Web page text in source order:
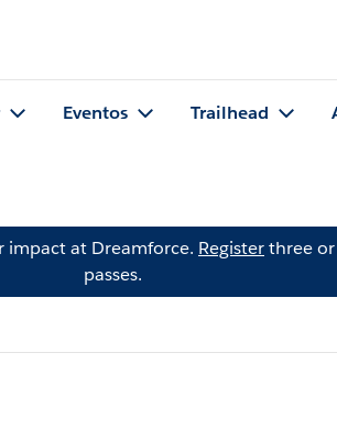
Eventos Trailhead
impact at Dreamforce. Registerthree
passes.